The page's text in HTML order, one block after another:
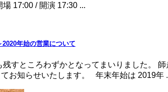
場 17:00 / 開演 17:30 ...
2020年始の営業について
残すところわずかとなってまいりました。
お知らせいたします。 年末年始は 2019年